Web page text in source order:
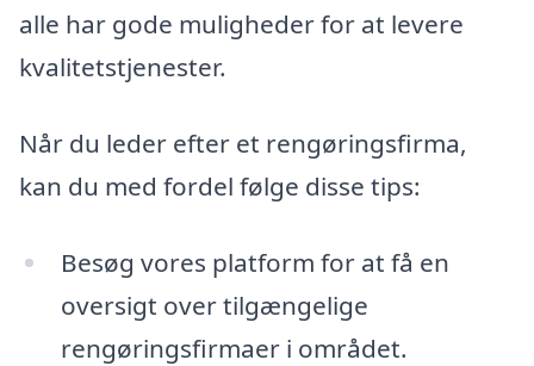
alle har gode muligheder for at levere
kvalitetstjenester.
Når du leder efter et rengøringsfirma,
kan du med fordel følge disse tips:
Besøg vores platform for at få en
oversigt over tilgængelige
rengøringsfirmaer i området.